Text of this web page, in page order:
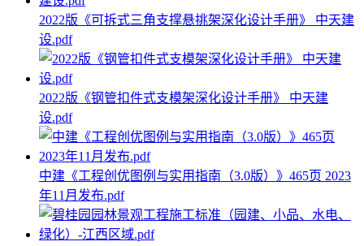
2022版《可拆式三角支撑悬挑架深化设计手册》 中天建
设.pdf
2022版《钢管扣件式支模架深化设计手册》 中天建
设.pdf
中建《工程创优图例与实用指南（3.0版）》465页 2023
年11月发布.pdf